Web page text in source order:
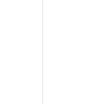
Nergal defende